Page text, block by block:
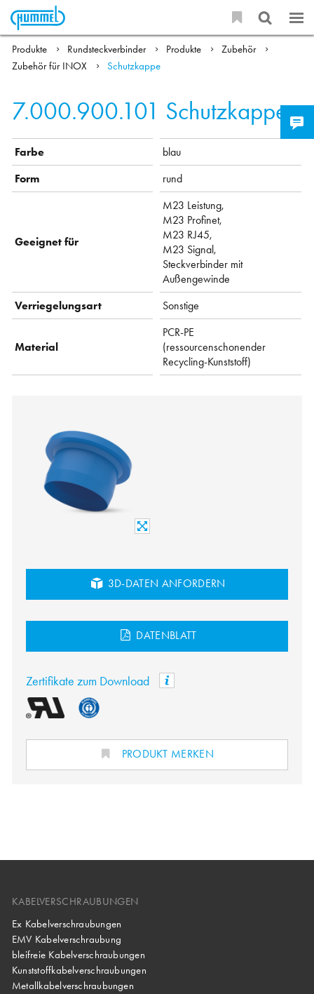
Produkte Rundsteckverbinder Produkte
Zubehör
Zubehör für INOX
Schutzkappe
7.000.900.101 Schutzkappe
Farbe
blau
Form
rund
Geeignet für
M23 Leistung,
M23 Profinet,
M23 RJ45,
M23 Signal,
Steckverbinder mit
Außengewinde
Verriegelungsart
Sonstige
Material
PCR-PE
(ressourcenschonender
Recycling-Kunststoff)
3D-DATEN ANFORDERN
DATENBLATT
Zertifikate zum Download
PRODUKT MERKEN
KABELVERSCHRAUBUNGEN
Ex Kabelverschraubungen
EMV Kabelverschraubung
bleifreie Kabelverschraubungen
Kunststoffkabelverschraubungen
Metallkabelverschraubungen